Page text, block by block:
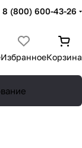
8 (800) 600-43-26
ИзбранноеКорзина